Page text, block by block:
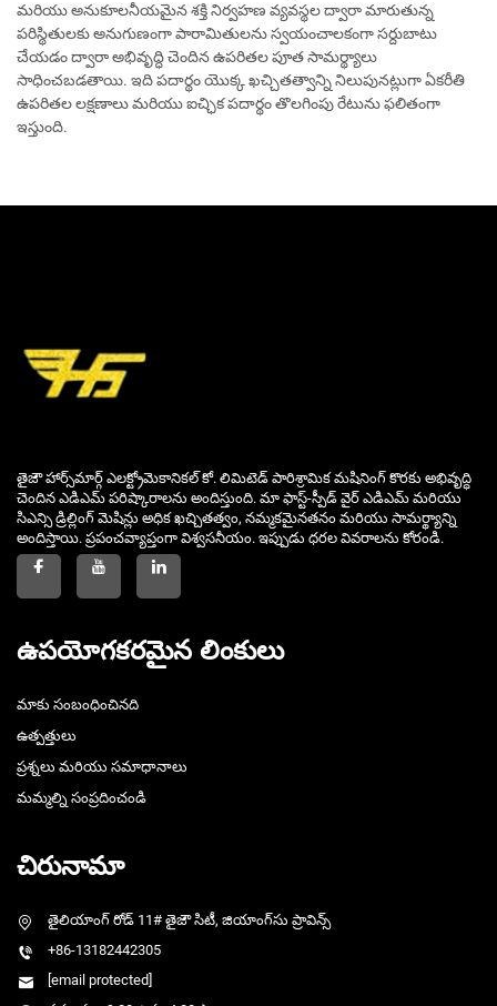
మరియు అనుకూలనీయమైన శక్తి నిర్వహణ వ్యవస్థల ద్వారా మారుతున్న
పరిస్థితులకు అనుగుణంగా పారామితులను స్వయంచాలకంగా సర్దుబాటు
చేయడం ద్వారా అభివృద్ధి చెందిన ఉపరితల పూత సామర్థ్యాలు
సాధించబడతాయి. ఇది పదార్థం యొక్క ఖచ్చితత్వాన్ని నిలుపునట్లుగా ఏకరీతి
ఉపరితల లక్షణాలు మరియు ఐచ్ఛిక పదార్థం తొలగింపు రేటును ఫలితంగా
ఇస్తుంది.
తైజౌ హార్స్‌మార్గ్ ఎలక్ట్రోమెకానికల్ కో. లిమిటెడ్ పారిశ్రామిక మషినింగ్ కొరకు అభివృద్ధి
చెందిన ఎడిఎమ్ పరిష్కారాలను అందిస్తుంది. మా ఫాస్ట్-స్పీడ్ వైర్ ఎడిఎమ్ మరియు
సిఎన్సి డ్రిల్లింగ్ మెషిన్లు అధిక ఖచ్చితత్వం, నమ్మకమైనతనం మరియు సామర్థ్యాన్ని
అందిస్తాయి. ప్రపంచవ్యాప్తంగా విశ్వసనీయం. ఇప్పుడు ధరల వివరాలను కోరండి.
ఉపయోగకరమైన లింకులు
మాకు సంబంధించినది
ఉత్పత్తులు
ప్రశ్నలు మరియు సమాధానాలు
మమ్మల్ని సంప్రదించండి
చిరునామా
తైలియాంగ్ రోడ్ 11# తైజౌ సిటీ, జియాంగ్‌సు ప్రావిన్స్
+86-13182442305
[email protected]